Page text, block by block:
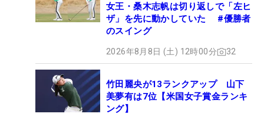
女王・桑木志帆は切り返しで「左ヒ
ザ」を先に動かしていた #優勝者
のスイング
2026年8月8日 (土) 12時00分 32
竹田麗央が13ランクアップ 山下
美夢有は7位【米国女子賞金ランキ
ング】